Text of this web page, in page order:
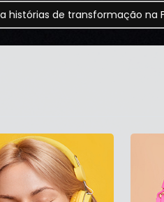
de transformação na Feira do